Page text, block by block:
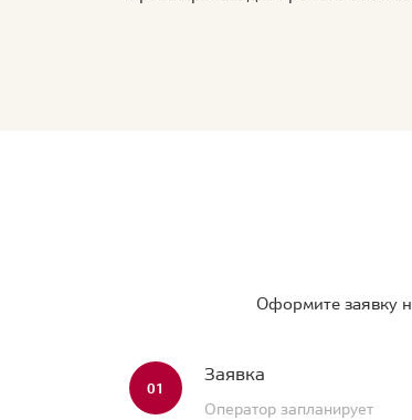
Оформите заявку
01
Заявка
Оператор запланирует